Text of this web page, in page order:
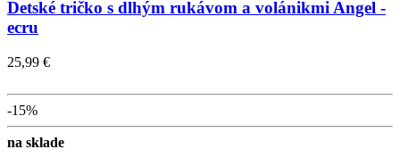
Detské tričko s dlhým rukávom a volánikmi Angel -
ecru
25,99 €
-15%
na sklade